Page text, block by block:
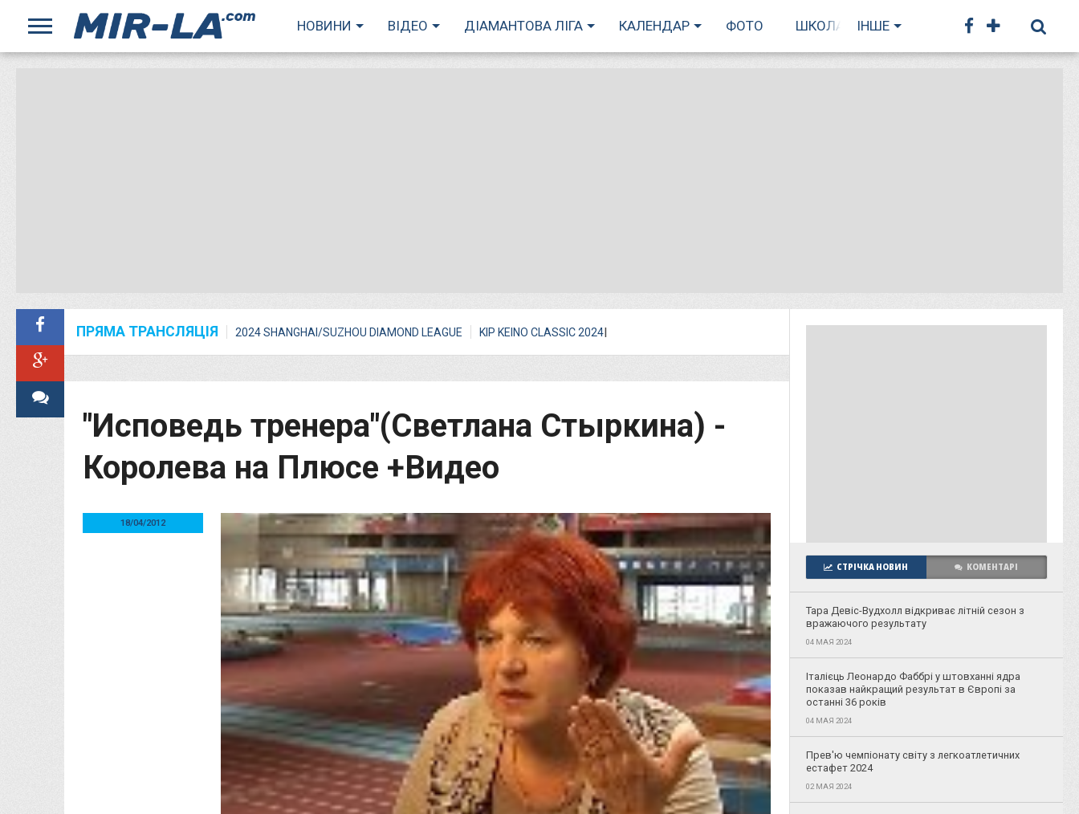
НОВИНИ ВІДЕО ДІАМАНТОВА ЛІГА КАЛЕНДАР ФОТО ШКОЛА БІГУ
ІНШЕ
ПРЯМА ТРАНСЛЯЦІЯ 2024 SHANGHAI/SUZHOU DIAMOND LEAGUE I
KIP KEINO CLASSIC 2024
"Исповедь тренера"(Светлана Стыркина) -
Королева на Плюсе +Видео
18/04/2012
СТРІЧКА НОВИН КОМЕНТАРІ
Тара Девіс-Вудхолл відкриває літній сезон з
вражаючого результату
04 МАЯ 2024
Італієць Леонардо Фаббрі у штовханні ядра
показав найкращий результат в Європі за
останні 36 років
04 МАЯ 2024
Прев'ю чемпіонату світу з легкоатлетичних
естафет 2024
02 МАЯ 2024